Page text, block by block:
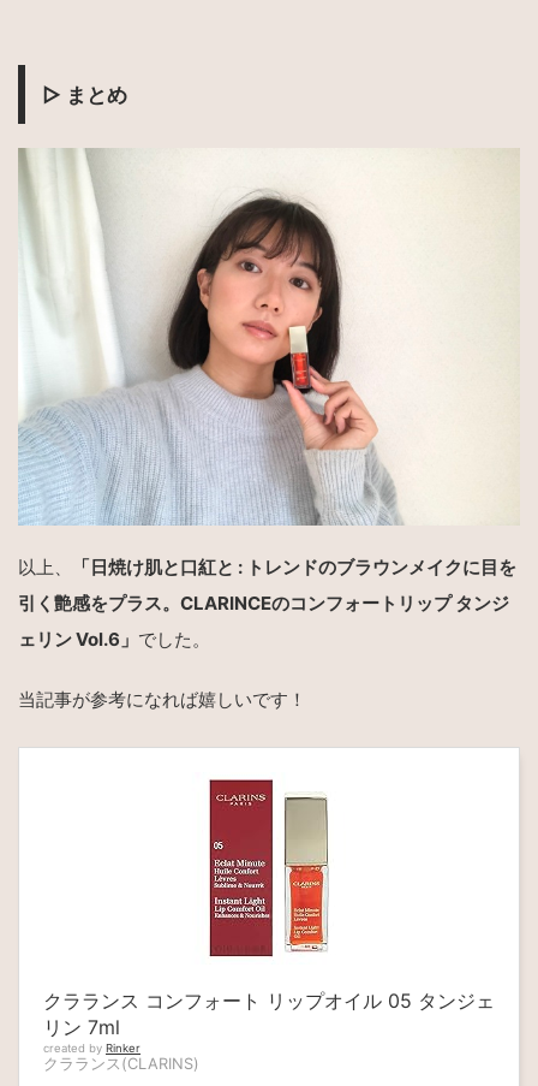
▷ まとめ
以上、
「日焼け肌と口紅と : トレンドのブラウンメイクに目を
引く艶感をプラス。CLARINCEのコンフォートリップ タンジ
ェリン Vol.6」 でした。
当記事が参考になれば嬉しいです！
クラランス コンフォート リップオイル 05 タンジェ
リン 7ml
created by Rinker
クラランス(CLARINS)